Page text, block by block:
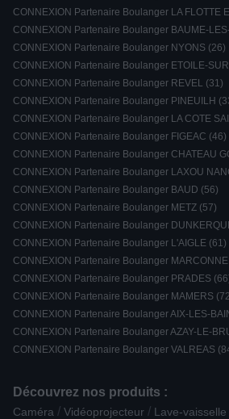
CONNEXION Partenaire Boulanger LA FLOTTE
CONNEXION Partenaire Boulanger BAUME-
CONNEXION Partenaire Boulanger NYONS (26)
CONNEXION Partenaire Boulanger ETOILE-
CONNEXION Partenaire Boulanger REVEL (31)
CONNEXION Partenaire Boulanger PINEUILH
CONNEXION Partenaire Boulanger LA COTE
CONNEXION Partenaire Boulanger FIGEAC (46)
CONNEXION Partenaire Boulanger CHATEAU
CONNEXION Partenaire Boulanger LAXOU
CONNEXION Partenaire Boulanger BAUD (56)
CONNEXION Partenaire Boulanger METZ (57)
CONNEXION Partenaire Boulanger
CONNEXION Partenaire Boulanger L'AIGLE (61)
CONNEXION Partenaire Boulanger
CONNEXION Partenaire Boulanger PRADES
CONNEXION Partenaire Boulanger MAMERS
CONNEXION Partenaire Boulanger AIX-LES-
CONNEXION Partenaire Boulanger AZAY-LE-
CONNEXION Partenaire Boulanger VALREAS
Découvrez nos produits :
Caméra / Vidéoprojecteur / Lave-